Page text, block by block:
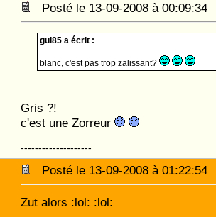
Posté le 13-09-2008 à
gui85 a écrit :
blanc, c'est pas trop zalissant?
Gris ?!
c'est une Zorreur
--------------------
Posté le 13-09-2008 à
Zut alors :lol: :lol: